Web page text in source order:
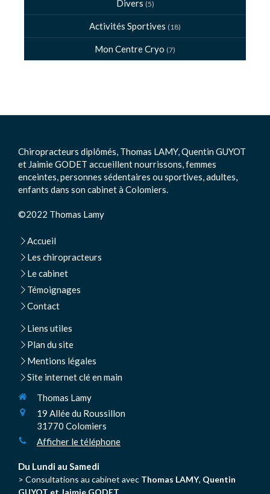
Divers (5)
Activités Sportives (18)
Mon Centre Cryo (7)
Chiropracteurs diplômés, Thomas LAMY, Quentin GUYOT
et Jaimie GODET accueillent nourrissons, femmes
enceintes, personnes sédentaires ou sportives, adultes,
enfants dans son cabinet à Colomiers.
©2022 Thomas Lamy
Accueil
Les chiropracteurs
Le cabinet
Témoignages
Contact
Liens utiles
Plan du site
Mentions légales
Site internet clé en main
Thomas Lamy
19 Allée du Roussillon
31770 Colomiers
Afficher le téléphone
Du Lundi au Samedi
> Consultations au cabinet avec Thomas LAMY, Quentin
GUYOT et Jaimie GODET.